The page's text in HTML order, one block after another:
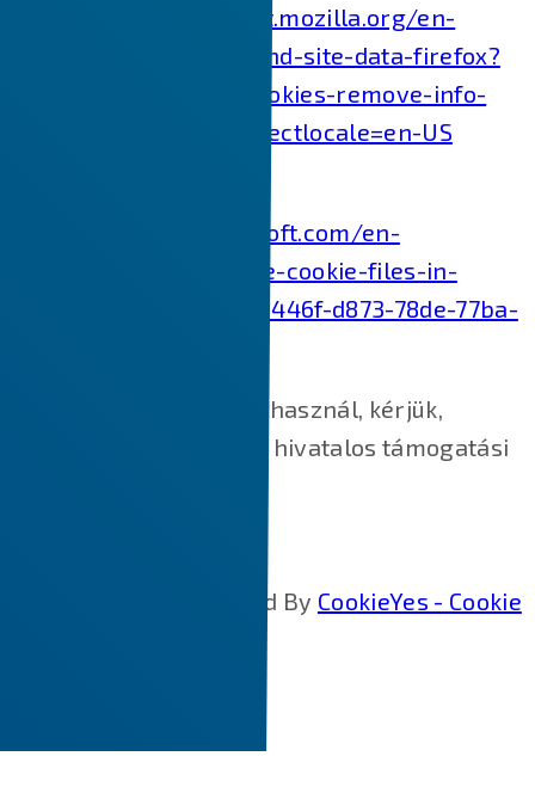
https://support.mozilla.org/en-
US/kb/clear-cookies-and-site-data-firefox?
redirectslug=delete-cookies-remove-info-
websites-stored&redirectlocale=en-US
https://support.microsoft.com/en-
us/topic/how-to-delete-cookie-files-in-
internet-explorer-bca9446f-d873-78de-77ba-
Ha más webböngészőt használ, kérjük,
keresse fel böngészője hivatalos támogatási
Cookie Policy Generated By CookieYes - Cookie